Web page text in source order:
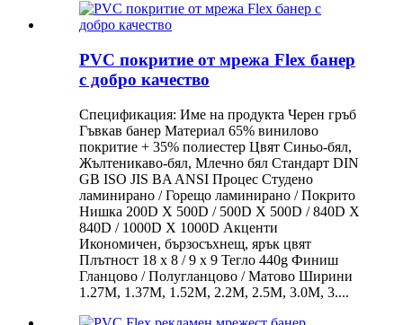
PVC покритие от мрежа Flex банер
с добро качество
Спецификация: Име на продукта Черен гръб
Гъвкав банер Материал 65% винилово
покритие + 35% полиестер Цвят Синьо-бял,
Жълтеникаво-бял, Млечно бял Стандарт DIN
GB ISO JIS BA ANSI Процес Студено
ламинирано / Горещо ламинирано / Покрито
Нишка 200D X 500D / 500D X 500D / 840D X
840D / 1000D X 1000D Акценти
Икономичен, бързосъхнещ, ярък цвят
Плътност 18 x 8 / 9 x 9 Тегло 440g Финиш
Гланцово / Полугланцово / Матово Ширини
1.27M, 1.37M, 1.52M, 2.2M, 2.5M, 3.0M, 3....